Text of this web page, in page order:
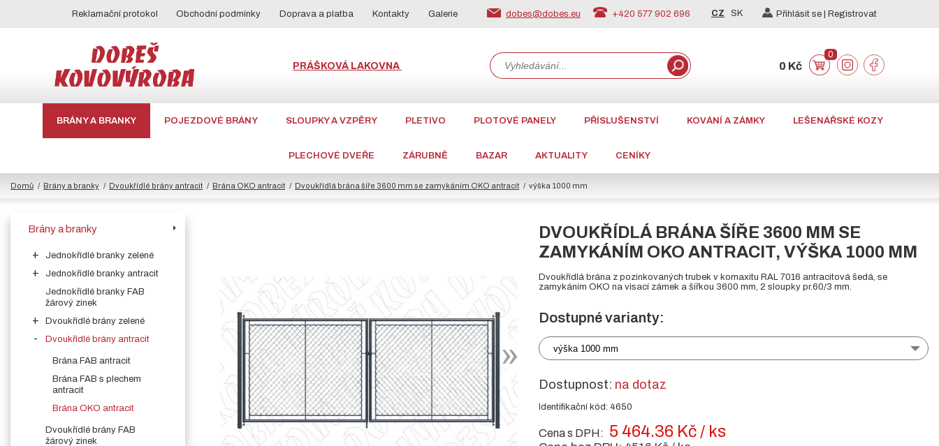
Reklamační protokol Obchodní podmínky Doprava a platba Kontakty Galerie dobes@dobes.eu +420 577 902 696 CZ SK Přihlásit se | Registrovat
PRÁŠKOVÁ LAKOVNA 0 Kč
0
BRÁNY A BRANKY POJEZDOVÉ BRÁNY SLOUPKY A VZPĚRY PLETIVO PLOTOVÉ PANELY PŘÍSLUŠENSTVÍ KOVÁNÍ A ZÁMKY LEŠENÁŘSKÉ KOZY
PLECHOVÉ DVEŘE ZÁRUBNĚ BAZAR AKTUALITY CENÍKY
Domů Brány a branky Dvoukřídlé brány antracit Brána OKO antracit Dvoukřídlá brána šíře 3600 mm se zamykáním OKO antracit výška 1000 mm
Brány a branky
Jednokřídlé branky zelené
Jednokřídlé branky antracit
Jednokřídlé branky FAB
žárový zinek
Dvoukřídlé brány zelené
Dvoukřídlé brány antracit
Brána FAB antracit
Brána FAB s plechem
antracit
Brána OKO antracit
Dvoukřídlé brány FAB
žárový zinek
DVOUKŘÍDLÁ BRÁNA ŠÍŘE 3600 MM SE
ZAMYKÁNÍM OKO ANTRACIT, VÝŠKA 1000 MM
Dvoukřídlá brána z pozinkovaných trubek v komaxitu RAL 7016 antracitová šedá, se
zamykáním OKO na visací zámek a šířkou 3600 mm, 2 sloupky pr.60/3 mm.
Dostupné varianty:
výška 1000 mm
Dostupnost: na dotaz
Identifikační kód: 4650
Cena s DPH: 5 464.36 Kč / ks